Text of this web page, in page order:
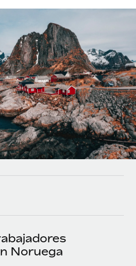
laborales complejas.
en tus flujos de trabajo sin
de RR. HH. integradas para tu
herramienta de IA con Remote
con herramientas empresariales
RR. HH. globales y nóminas para
soluciones de RR. HH.
grandes empresas.
estratégicos
los RR. HH. globales en tu
de colaborar con nosotros.
y plantillas
de puestos
y talento
Noruega